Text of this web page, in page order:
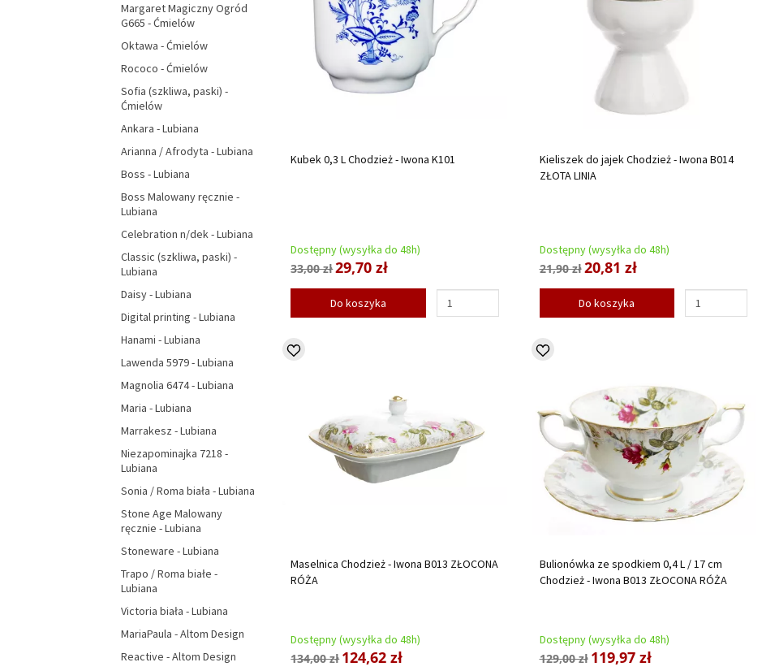
Kubek 0,3 L Chodzież - Iwona K101
Dostępny (wysyłka do 48h)
33,00 zł29,70 zł
Do koszyka
Kieliszek do jajek Chodzież - Iwona B014
ZŁOTA LINIA
Dostępny (wysyłka do 48h)
21,90 zł20,81 zł
Do koszyka
Maselnica Chodzież - Iwona B013 ZŁOCONA
RÓŻA
Dostępny (wysyłka do 48h)
134,00 zł124,62 zł
Bulionówka ze spodkiem 0,4 L / 17 cm
Chodzież - Iwona B013 ZŁOCONA RÓŻA
Dostępny (wysyłka do 48h)
129,00 zł 119,97 zł
Margaret Magiczny Ogród
G665 - Ćmielów
Oktawa - Ćmielów
Rococo - Ćmielów
Sofia (szkliwa, paski) -
Ćmielów
Ankara - Lubiana
Arianna / Afrodyta - Lubiana
Boss - Lubiana
Boss Malowany ręcznie -
Lubiana
Celebration n/dek - Lubiana
Classic (szkliwa, paski) -
Lubiana
Daisy - Lubiana
Digital printing - Lubiana
Hanami - Lubiana
Lawenda 5979 - Lubiana
Magnolia 6474 - Lubiana
Maria - Lubiana
Marrakesz - Lubiana
Niezapominajka 7218 -
Lubiana
Sonia / Roma biała - Lubiana
Stone Age Malowany
ręcznie - Lubiana
Stoneware - Lubiana
Trapo / Roma białe -
Lubiana
Victoria biała - Lubiana
MariaPaula - Altom Design
Reactive - Altom Design